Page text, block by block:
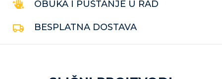
OBUKA I PUŠTANJE U RAD
BESPLATNA DOSTAVA